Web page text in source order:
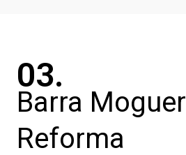
03.
Barra Moguer
Reforma